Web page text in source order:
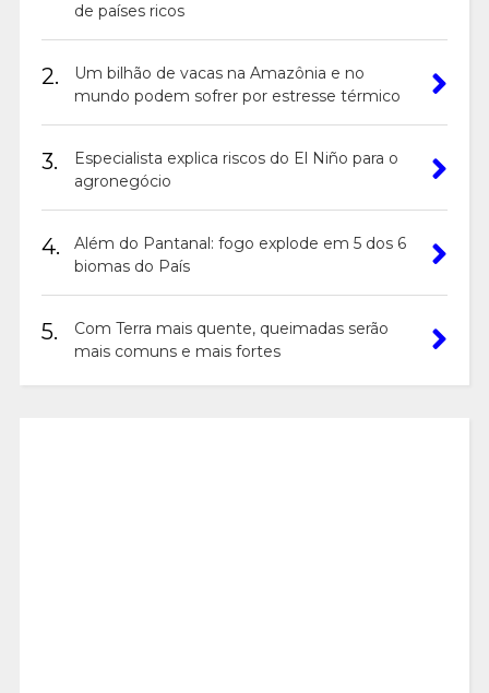
de países ricos
2.
Um bilhão de vacas na Amazônia e no
mundo podem sofrer por estresse térmico
3.
Especialista explica riscos do El Niño para o
agronegócio
4.
Além do Pantanal: fogo explode em 5 dos 6
biomas do País
5.
Com Terra mais quente, queimadas serão
mais comuns e mais fortes